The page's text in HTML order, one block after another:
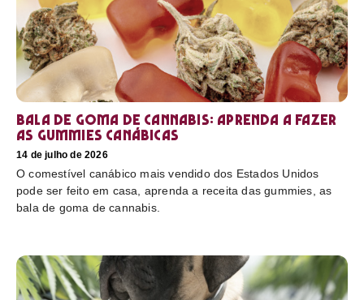
Bala de goma de cannabis: aprenda a fazer
as gummies canábicas
14 de julho de 2026
O comestível canábico mais vendido dos Estados Unidos
pode ser feito em casa, aprenda a receita das gummies, as
bala de goma de cannabis.